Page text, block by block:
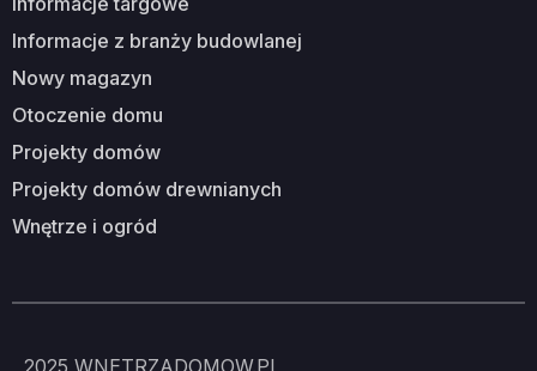
informacje z branży budowlanej
nowy magazyn
otoczenie domu
projekty domów
projekty domów drewnianych
wnętrze i ogród